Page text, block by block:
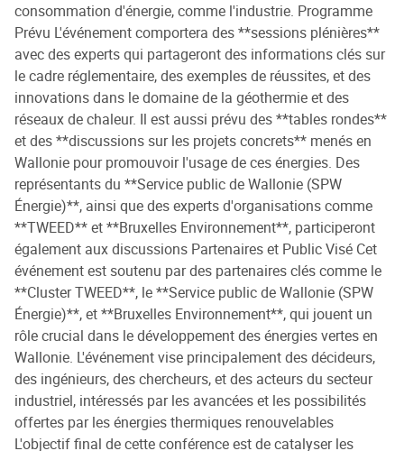
consommation d'énergie, comme l'industrie. Programme
Prévu L'événement comportera des **sessions plénières**
avec des experts qui partageront des informations clés sur
le cadre réglementaire, des exemples de réussites, et des
innovations dans le domaine de la géothermie et des
réseaux de chaleur. Il est aussi prévu des **tables rondes**
et des **discussions sur les projets concrets** menés en
Wallonie pour promouvoir l'usage de ces énergies. Des
représentants du **Service public de Wallonie (SPW
Énergie)**, ainsi que des experts d'organisations comme
**TWEED** et **Bruxelles Environnement**, participeront
également aux discussions Partenaires et Public Visé Cet
événement est soutenu par des partenaires clés comme le
**Cluster TWEED**, le **Service public de Wallonie (SPW
Énergie)**, et **Bruxelles Environnement**, qui jouent un
rôle crucial dans le développement des énergies vertes en
Wallonie. L'événement vise principalement des décideurs,
des ingénieurs, des chercheurs, et des acteurs du secteur
industriel, intéressés par les avancées et les possibilités
offertes par les énergies thermiques renouvelables
L'objectif final de cette conférence est de catalyser les